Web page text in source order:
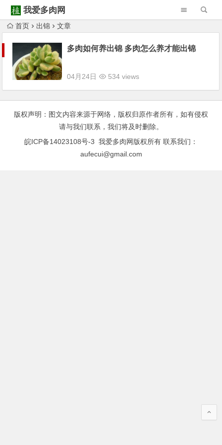
我爱多肉网
首页 出锦
文章
Warning: Trying to access array offset on null in
多肉如何养出锦 多肉怎么养才能出锦
04月24日 534 views
版权声明：图文内容来源于网络，版权归原作者所有，如有侵权
请与我们联系，我们将及时删除。
皖ICP备14023108号-3 我爱多肉网版权所有 联系我们：
aufecui@gmail.com